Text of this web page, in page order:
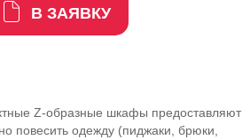
В ЗАЯВКУ
Z-образные шкафы предоставляют
повесить одежду (пиджаки, брюки,